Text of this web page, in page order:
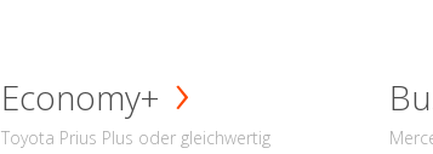
Economy+
Toyota Prius Plus oder gleichwertig